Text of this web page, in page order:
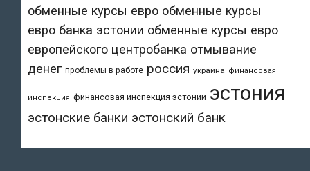
обменные курсы евро обменные курсы
евро банка эстонии обменные курсы евро
европейского центробанка отмывание
денег проблемы в работе россия украина финансовая
инспекция финансовая инспекция эстонии эстония
эстонские банки эстонский банк